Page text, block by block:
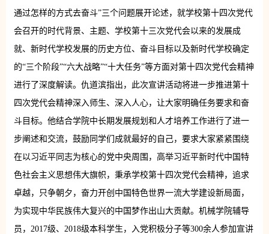
通过怎样的方式去奋斗”三个问题展开论述，就学校第十四次党代
会召开的时代背景、主题、学校第十三次党代会以来的发展成
就、新时代学校发展的历史方位、奋斗目标以及新时代学校确定
的“三个阶段”“六大战略”“十大任务”等方面对第十四次党代会精神
进行了深度解读。仇道滨指出，此次宣讲活动将进一步推进第十
四次党代会精神深入师生、深入人心，让大家明确任务要求和奋
斗目标。他结合学院中长期发展规划和人才培养工作进行了进一
步阐述和交流，鼓励同学们成就最好的自己，要求大家紧紧围绕
在以习近平同志为核心的党中央周围，高举习近平新时代中国特
色社会主义思想伟大旗帜，秉承学校第十四次党代会精神，追求
卓越，只争朝夕，奋力开创中国特色世界一流大学建设新局面，
为实现中华民族伟大复兴的中国梦作出山大贡献。机械学院辅导
员，2017级、2018级本科学生，入党积极分子等300余人参加宣讲